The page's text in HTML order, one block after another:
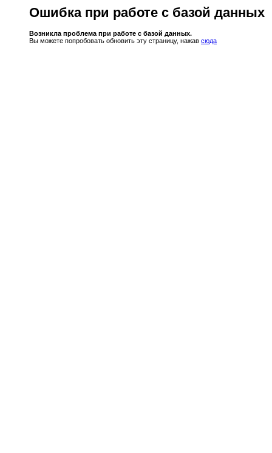
Ошибка при работе с базой данных
Возникла проблема при работе с базой данных.
Вы можете попробовать обновить эту страницу, нажав сюда